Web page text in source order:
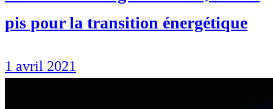
pis pour la transition énergétique
1 avril 2021